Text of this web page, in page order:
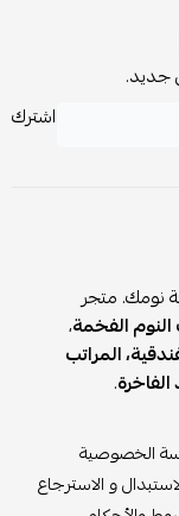
جديد.
اشترك
نومك. متجر
الفخمة،
المراتب
الفاخرة.
الخصوصية
و الاسترجاع